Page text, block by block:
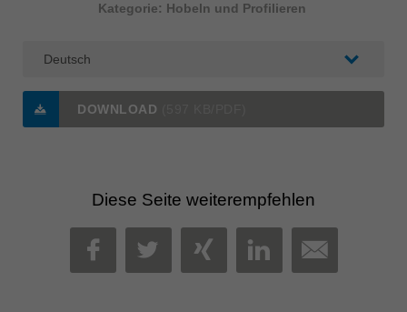
Kategorie: Hobeln und Profilieren
DOWNLOAD
Diese Seite weiterempfehlen
FACEBOOK
TWITTER
XINGLINKEDIN
MAIL